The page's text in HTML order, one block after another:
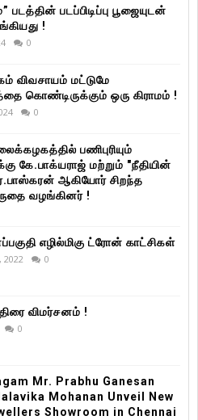
படத்தின் படப்பிடிப்பு பூஜையுடன்
!
0
விவசாயம் மட்டுமே
கொண்டிருக்கும் ஒரு கிராமம் !
0
பணிபுரியும்
கே.பாக்யராஜ் மற்றும் "நீதியின்
ஆகியோர் சிறந்த
வழங்கினர் !
எழில்மிகு ட்ரோன் காட்சிகள்
0
விமர்சனம் !
0
Mr. Prabhu Ganesan
Mohanan Unveil New
Showroom in Chennai